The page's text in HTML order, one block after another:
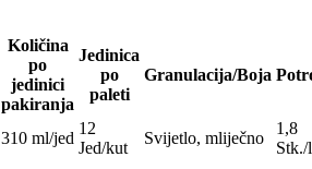
Količina
po
jedinici
pakiranja
Jedinica
po
paleti
Granulacija/Boja
310 ml/jed
12
Jed/kut
Svijetlo, mliječno
1,8